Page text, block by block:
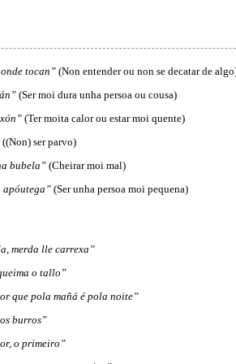
tocan” (Non entender ou non se decatar de
(Ser moi dura unha persoa ou cousa)
(Ter moita calor ou estar moi quente)
((Non) ser parvo)
bubela” (Cheirar moi mal)
apóutega” (Ser unha persoa moi pequena)
merda lle carrexa”
o tallo”
que pola mañá é pola noite”
burros”
o primeiro”